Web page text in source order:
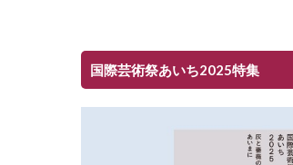
国際芸術祭あいち2025特集